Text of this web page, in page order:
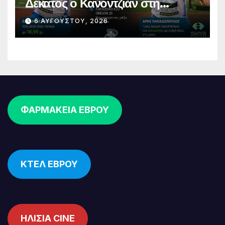
Δέκατος ο Κανοντζιάν στη
σφαιροβολία – Άτυχος ο
Παπαδόπουλος στον τελικό
6 ΑΥΓΟΎΣΤΟΥ, 2026
ΦΑΡΜΑΚΕΙΑ ΕΒΡΟΥ
ΚΤΕΛ ΕΒΡΟΥ
ΗΛΙΣΙΑ CINE